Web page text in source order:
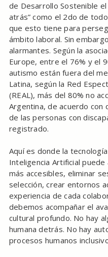
de Desarrollo Sostenible
atrás” como el 2do de
que esto tiene para
ámbito laboral. Sin
alarmantes. Según la
Europe, entre el 76% y el
autismo están fuera del
Latina, según la Red
(REAL), más del 80% no
Argentina, de acuerdo con
de las personas con
registrado.
Aquí es donde la
Inteligencia Artificial
más accesibles, eliminar
selección, crear entornos
experiencia de cada
debemos acompañar el
cultural profundo. No hay
humana detrás. No hay
procesos humanos